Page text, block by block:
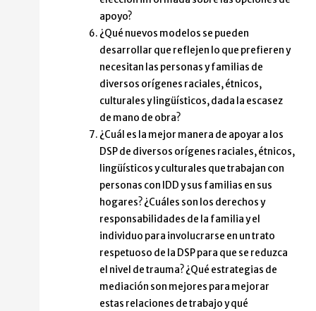
apoyo?
¿Qué nuevos modelos se pueden
desarrollar que reflejen lo que prefieren y
necesitan las personas y familias de
diversos orígenes raciales, étnicos,
culturales y lingüísticos, dada la escasez
de mano de obra?
¿Cuál es la mejor manera de apoyar a los
DSP de diversos orígenes raciales, étnicos,
lingüísticos y culturales que trabajan con
personas con IDD y sus familias en sus
hogares? ¿Cuáles son los derechos y
responsabilidades de la familia y el
individuo para involucrarse en un trato
respetuoso de la DSP para que se reduzca
el nivel de trauma? ¿Qué estrategias de
mediación son mejores para mejorar
estas relaciones de trabajo y qué